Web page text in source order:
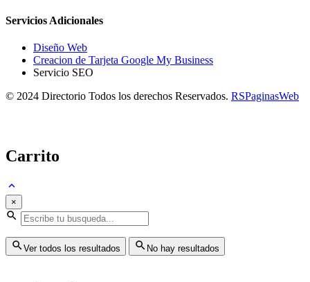
Servicios Adicionales
Diseño Web
Creacion de Tarjeta Google My Business
Servicio SEO
© 2024 Directorio Todos los derechos Reservados. RSPaginasWeb
Carrito
×
Ver todos los resultados No hay resultados